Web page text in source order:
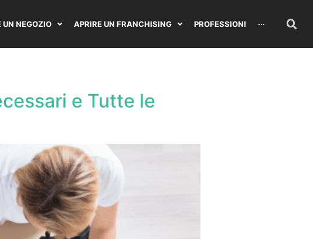
UN NEGOZIO APRIRE UN FRANCHISING PROFESSIONI ···
e Tutte le